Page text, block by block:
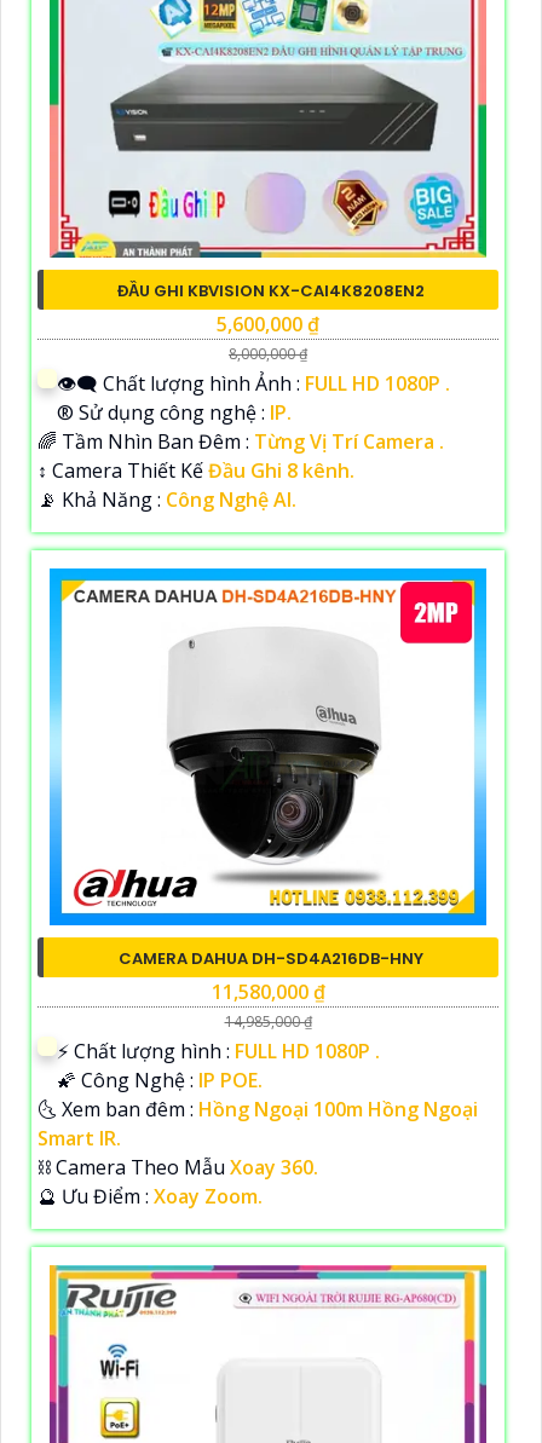
ĐẦU GHI KBVISION KX-CAI4K8208EN2
5,600,000 ₫
8,000,000 ₫
👁️‍🗨 Chất lượng hình Ảnh : FULL HD 1080P .
®️ Sử dụng công nghệ : IP.
🌈 Tầm Nhìn Ban Đêm : Từng Vị Trí Camera .
↕️ Camera Thiết KếĐầu Ghi 8 kênh.
️📡 Khả Năng : Công Nghệ AI.
CAMERA DAHUA DH-SD4A216DB-HNY
11,580,000 ₫
14,985,000 ₫
️⚡ Chất lượng hình : FULL HD 1080P .
🌠 Công Nghệ : IP POE.
🌜 Xem ban đêm : Hồng Ngoại 100m Hồng Ngoại
Smart IR.
⛓ Camera Theo Mẫu Xoay 360.
️🔮 Ưu Điểm : Xoay Zoom.